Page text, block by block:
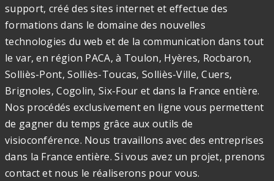
support, créé des sites internet et effectue des
formations dans le domaine des nouvelles
technologies du web et de la communication dans tout
le var, en région PACA, à Toulon, Hyères, Rocbaron,
Solliès-Pont, Solliès-Toucas, Solliès-Ville, Cuers,
Brignoles, Cogolin, Six-Four et dans la France entière.
Nos procédés exclusivement en ligne vous permettent
de gagner du temps grâce aux outils de
visioconférence. Nous travaillons avec des entreprises
dans la France entière. Si vous avez un projet, prenons
contact et nous le réaliserons pour vous.